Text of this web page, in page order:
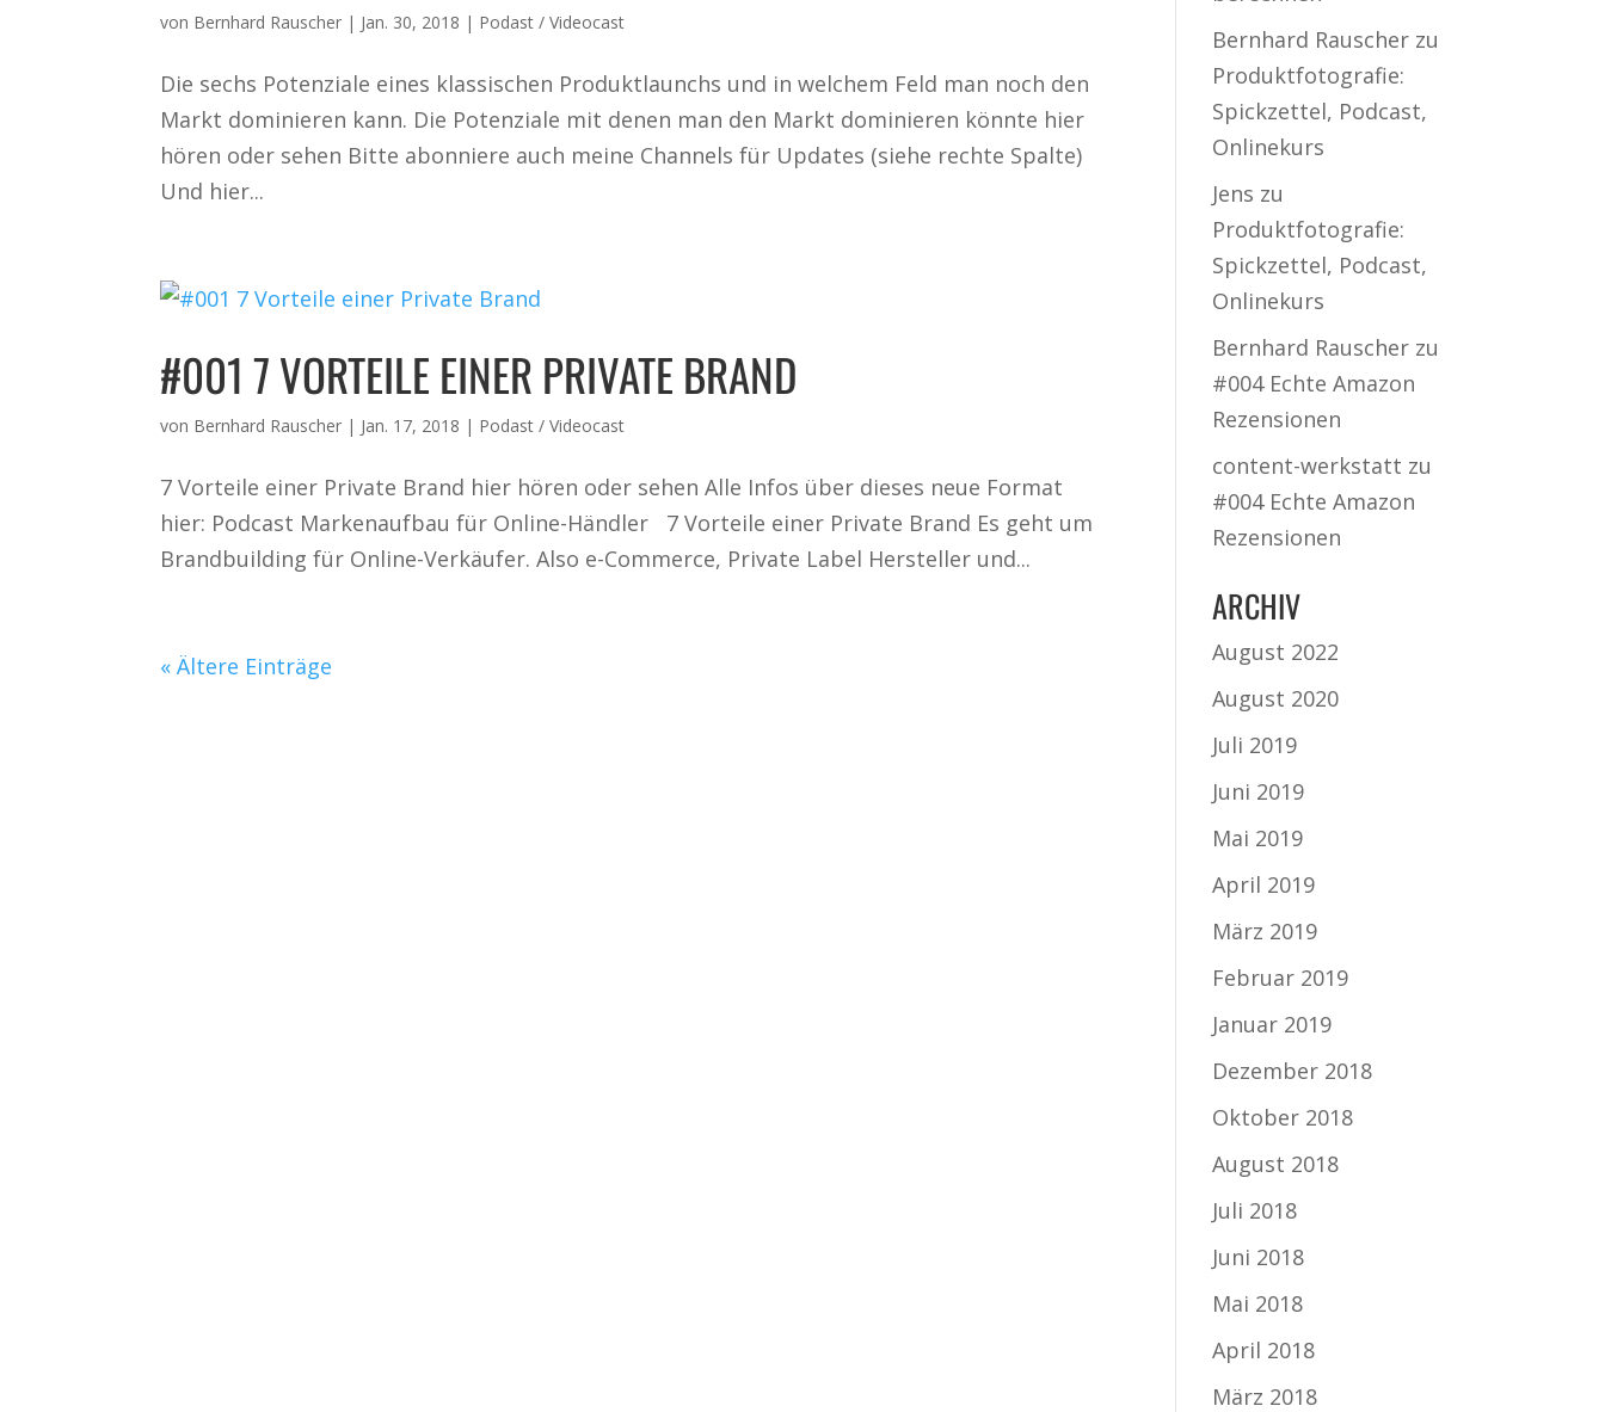
von Bernhard Rauscher | Jan. 30, 2018 | Podast / Videocast
Die sechs Potenziale eines klassischen Produktlaunchs und in welchem Feld man noch den
Markt dominieren kann. Die Potenziale mit denen man den Markt dominieren könnte hier
hören oder sehen Bitte abonniere auch meine Channels für Updates (siehe rechte Spalte)
Und hier...
#001 7 VORTEILE EINER PRIVATE BRAND
von Bernhard Rauscher | Jan. 17, 2018 | Podast / Videocast
7 Vorteile einer Private Brand hier hören oder sehen Alle Infos über dieses neue Format
hier: Podcast Markenaufbau für Online-Händler 7 Vorteile einer Private Brand Es geht um
Brandbuilding für Online-Verkäufer. Also e-Commerce, Private Label Hersteller und...
« Ältere Einträge
Bernhard Rauscher zu
Produktfotografie:
Spickzettel, Podcast,
Onlinekurs
Jens zu
Produktfotografie:
Spickzettel, Podcast,
Onlinekurs
Bernhard Rauscher zu
#004 Echte Amazon
Rezensionen
content-werkstatt zu
#004 Echte Amazon
Rezensionen
ARCHIV
August 2022
August 2020
Juli 2019
Juni 2019
Mai 2019
April 2019
März 2019
Februar 2019
Januar 2019
Dezember 2018
Oktober 2018
August 2018
Juli 2018
Juni 2018
Mai 2018
April 2018
März 2018